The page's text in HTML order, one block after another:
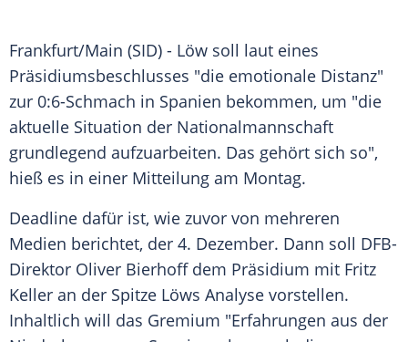
Frankfurt/Main (SID) - Löw soll laut eines
Präsidiumsbeschlusses "die emotionale Distanz"
zur 0:6-Schmach in Spanien bekommen, um "die
aktuelle Situation der Nationalmannschaft
grundlegend aufzuarbeiten. Das gehört sich so",
hieß es in einer Mitteilung am Montag.
Deadline dafür ist, wie zuvor von mehreren
Medien berichtet, der 4. Dezember. Dann soll DFB-
Direktor Oliver Bierhoffdem Präsidium mit Fritz
Keller an der Spitze Löws Analyse vorstellen.
Inhaltlich will das Gremium "Erfahrungen aus der